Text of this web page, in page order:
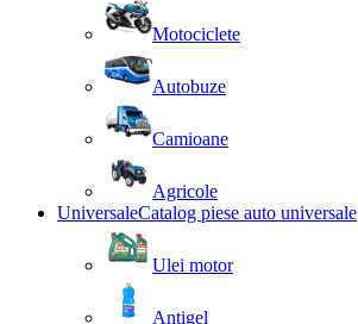
Motociclete
Autobuze
Camioane
Agricole
UniversaleCatalog piese auto universale
Ulei motor
Antigel